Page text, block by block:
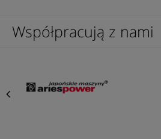
Współpracują z nami